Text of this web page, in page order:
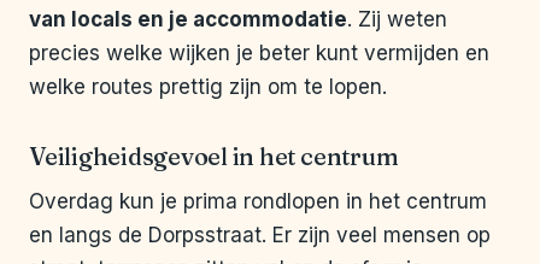
van locals en je accommodatie. Zij weten
precies welke wijken je beter kunt vermijden en
welke routes prettig zijn om te lopen.
Veiligheidsgevoel in het centrum
Overdag kun je prima rondlopen in het centrum
en langs de Dorpsstraat. Er zijn veel mensen op